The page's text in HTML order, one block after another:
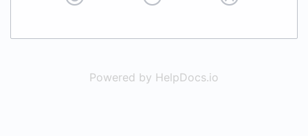
Powered by HelpDocs.io